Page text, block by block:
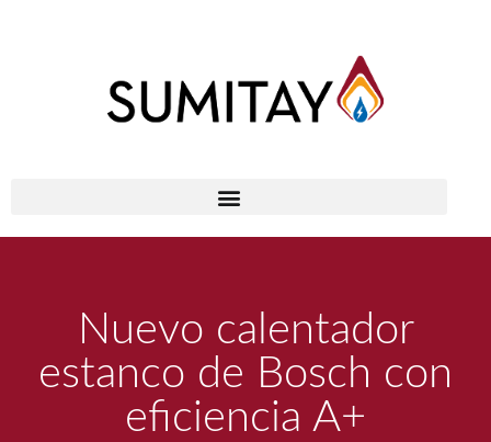
Nuevo calentador
estanco de Bosch con
eficiencia A+